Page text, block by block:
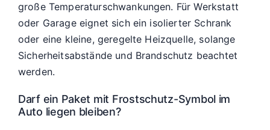
große Temperaturschwankungen. Für Werkstatt
oder Garage eignet sich ein isolierter Schrank
oder eine kleine, geregelte Heizquelle, solange
Sicherheitsabstände und Brandschutz beachtet
werden.
Darf ein Paket mit Frostschutz-Symbol im
Auto liegen bleiben?